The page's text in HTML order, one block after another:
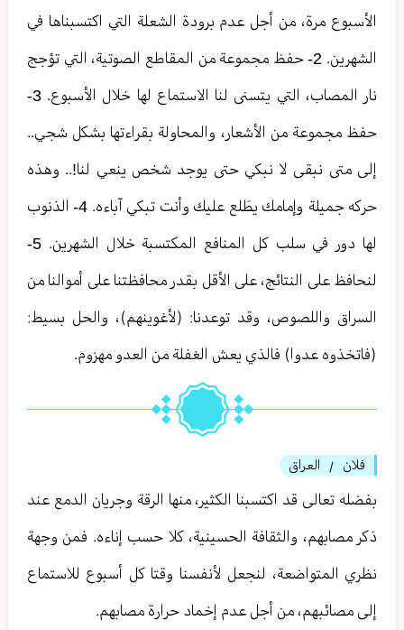
الأسبوع مرة، من أجل عدم برودة الشعلة التي اكتسبناها في
الشهرين. 2- حفظ مجموعة من المقاطع الصوتية، التي تؤجج
نار المصاب، التي يتسنى لنا الاستماع لها خلال الأسبوع. 3-
حفظ مجموعة من الأشعار، والمحاولة بقراءتها بشكل شجي..
إلى متى نبقى لا نبكي حتى يوجد شخص ينعي لنا!.. وهذه
حركه جميلة وإمامك يطَلع عليك وأنت تبكي آباءه. 4- الذنوب
لها دور في سلب كل المنافع المكتسبة خلال الشهرين. 5-
لنحافظ على النتائج، على الأقل بقدر محافظتنا على أموالنا من
السراق واللصوص، وقد توعدنا: (لأغوينهم)، والحل بسيط:
(فاتخذوه عدوا) فالذي يعش الغفلة من العدو مهزوم.
فلان / العراق
بفضله تعالى قد اكتسبنا الكثير، منها الرقة وجريان الدمع عند
ذكر مصابهم، والثقافة الحسينية، كلا حسب إناءه. فمن وجهة
نظري المتواضعة، لنجعل لأنفسنا وقتا كل أسبوع للاستماع
إلى مصائبهم، من أجل عدم إخماد حرارة مصابهم.